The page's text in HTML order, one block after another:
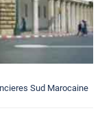
Sud Marocaine